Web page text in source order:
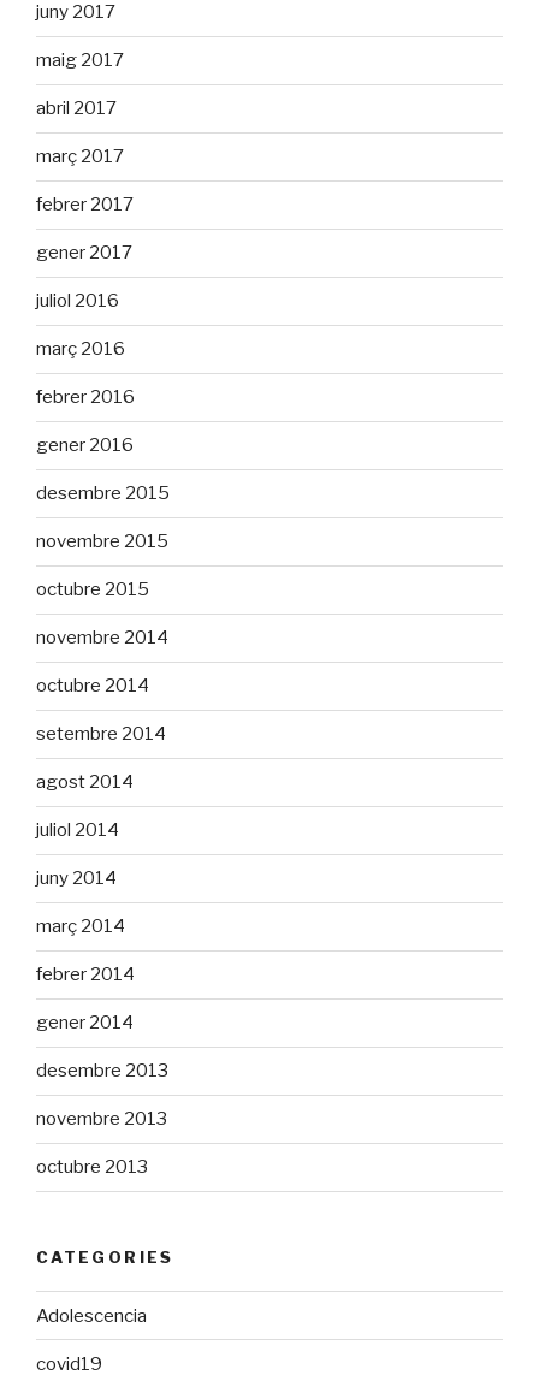
juny 2017
maig 2017
abril 2017
març 2017
febrer 2017
gener 2017
juliol 2016
març 2016
febrer 2016
gener 2016
desembre 2015
novembre 2015
octubre 2015
novembre 2014
octubre 2014
setembre 2014
agost 2014
juliol 2014
juny 2014
març 2014
febrer 2014
gener 2014
desembre 2013
novembre 2013
octubre 2013
CATEGORIES
Adolescencia
covid19